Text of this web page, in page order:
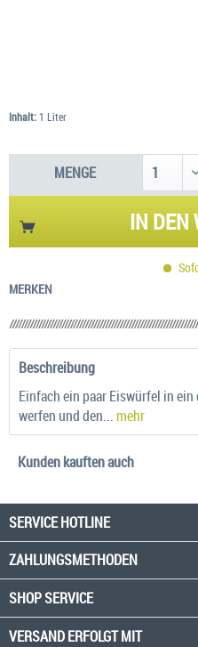
Inhalt:1 Liter
MENGE
IN DEN
MERKEN
Beschreibung
Einfach ein paar Eiswürfel in
werfen und den... mehr
Kunden kauften auch
SERVICE HOTLINE
ZAHLUNGSMETHODEN
SHOP SERVICE
VERSAND ERFOLGT MIT